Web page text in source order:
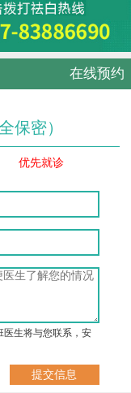
在线预约
保密）
优先就诊
医生将与您联系，安